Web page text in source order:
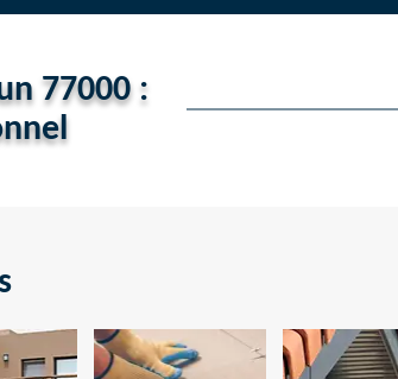
77000 :